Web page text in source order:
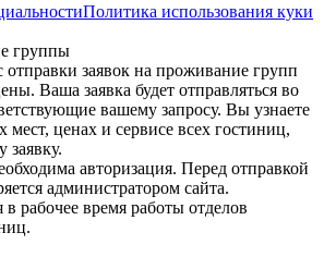
Политика использования куки
группы
отправки заявок на проживание групп
Ваша заявка будет отправляться во
вашему запросу. Вы узнаете
ценах и сервисе всех гостиниц,
заявку.
авторизация. Перед отправкой
администратором сайта.
в рабочее время работы отделов